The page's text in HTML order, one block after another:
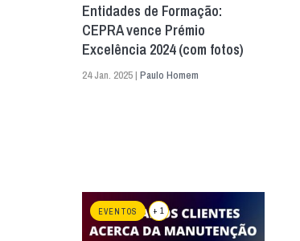
Entidades de Formação:
CEPRA vence Prémio
Excelência 2024 (com fotos)
24 Jan. 2025 | Paulo Homem
EVENTOS + 1